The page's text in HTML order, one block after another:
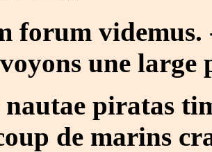
forum videmus.
une large
piratas
de marins